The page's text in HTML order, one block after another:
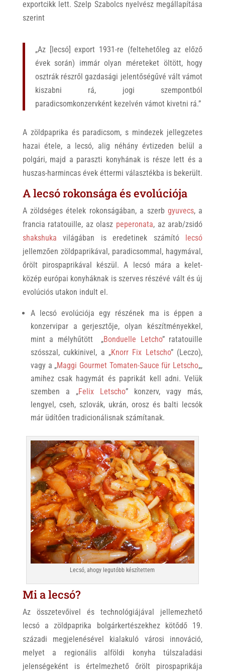
exportcikk lett. Szelp Szabolcs nyelvész megállapítása
szerint
„Az [lecsó] export 1931-re (feltehetőleg az előző
évek során) immár olyan méreteket öltött, hogy
osztrák részről gazdasági jelentőségűvé vált vámot
kiszabni rá, jogi szempontból
paradicsomkonzervként kezelvén vámot kivetni rá.”
A zöldpaprika és paradicsom, s mindezek jellegzetes
hazai étele, a lecsó, alig néhány évtizeden belül a
polgári, majd a paraszti konyhának is része lett és a
huszas-harmincas évek éttermi választékba is bekerült.
A lecsó rokonsága és evolúciója
A zöldséges ételek rokonságában, a szerb gyuvecs, a
francia ratatouille, az olasz peperonata, az arab/zsidó
shakshuka világában is eredetinek számító
lecsó
jellemzően zöldpaprikával, paradicsommal, hagymával,
őrölt pirospaprikával készül. A lecsó mára a kelet-
közép európai konyháknak is szerves részévé vált és új
evolúciós utakon indult el.
A lecsó evolúciója egy részének ma is éppen a
konzervipar a gerjesztője, olyan készítményekkel,
mint a mélyhűtött „Bonduelle Letcho” ratatouille
szósszal, cukkinivel, a „Knorr Fix Letscho” (Leczo),
vagy a „Maggi Gourmet Tomaten-Sauce für Letscho„,
amihez csak hagymát és paprikát kell adni. Velük
szemben a „Felix Letscho” konzerv, vagy más,
lengyel, cseh, szlovák, ukrán, orosz és balti lecsók
már üdítően tradicionálisnak számítanak.
Lecsó, ahogy legutóbb készítettem
Mi a lecsó?
Az összetevőivel és technológiájával jellemezhető
lecsó a zöldpaprika bolgárkertészekhez kötődő 19.
századi megjelenésével kialakuló városi innováció,
melyet a regionális alföldi konyha túlszaladási
jelenségeként is értelmezhető őrölt pirospaprikája